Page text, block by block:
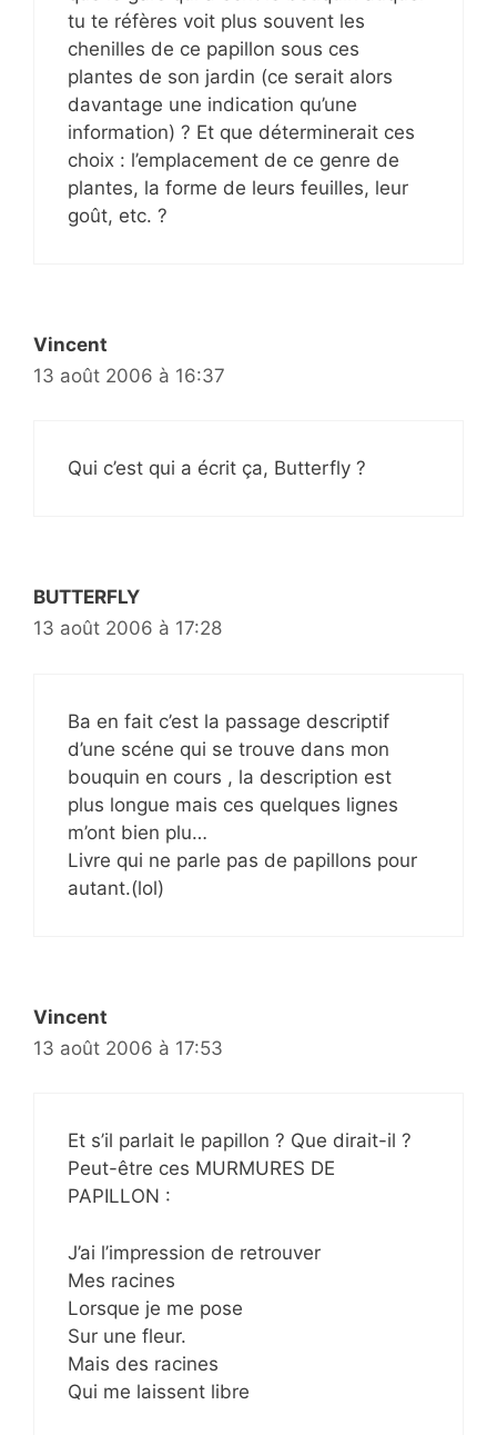
tu te réfères voit plus souvent les
chenilles de ce papillon sous ces
plantes de son jardin (ce serait alors
davantage une indication qu’une
information) ? Et que déterminerait ces
choix : l’emplacement de ce genre de
plantes, la forme de leurs feuilles, leur
goût, etc. ?
Vincent
13 août 2006 à 16:37
Qui c’est qui a écrit ça, Butterfly ?
BUTTERFLY
13 août 2006 à 17:28
Ba en fait c’est la passage descriptif
d’une scéne qui se trouve dans mon
bouquin en cours , la description est
plus longue mais ces quelques lignes
m’ont bien plu…
Livre qui ne parle pas de papillons pour
autant.(lol)
Vincent
13 août 2006 à 17:53
Et s’il parlait le papillon ? Que dirait-il ?
Peut-être ces MURMURES DE
PAPILLON :
J’ai l’impression de retrouver
Mes racines
Lorsque je me pose
Sur une fleur.
Mais des racines
Qui me laissent libre